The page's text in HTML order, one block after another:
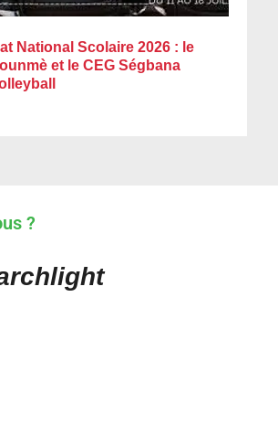
National Scolaire 2026 : le
et le CEG Ségbana
?